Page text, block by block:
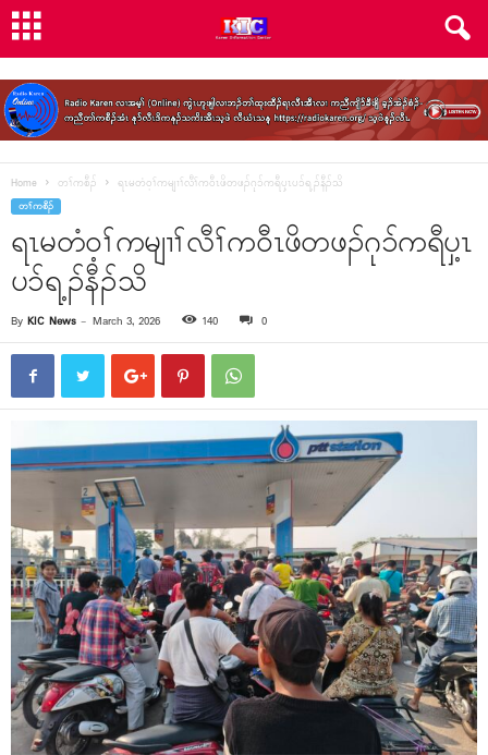
Home တၢ်ကစီၣ် ရၤမတံဝ့ၢ်ကမျၢၢ်လီၢ်ကဝီၤဖိတဖၣ်ဂုၥ်ကရီပှ့ၤပၥ်ရ့ၣ်နီၣ်သိ
တၢ်ကစီၣ်
ရၤမတံဝ့ၢ်ကမျၢၢ်လီၢ်ကဝီၤဖိတဖၣ်ဂုၥ်ကရီပှ့ၤ
ပၥ်ရ့ၣ်နီၣ်သိ
By KIC News - March 3, 2026 140 0